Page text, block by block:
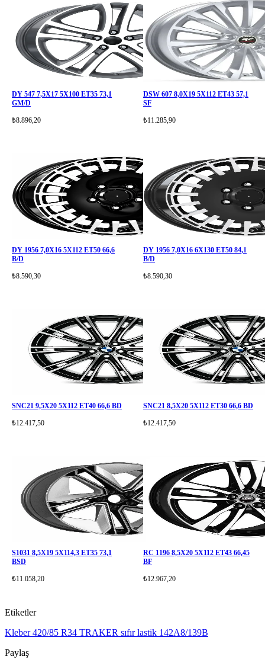
DY 547 7,5X17 5X100 ET35 73,1
GM/D
₺8.896,20
DSW 607 8,0X19 5X112 ET43 57,1
SF
₺11.285,90
DY 1956 7,0X16 5X112 ET50 66,6
B/D
₺8.590,30
DY 1956 7,0X16 6X130 ET50 84,1
B/D
₺8.590,30
SNC21 9,5X20 5X112 ET40 66,6 BD
₺12.417,50
SNC21 8,5X20 5X112 ET30 66,6 BD
₺12.417,50
S1031 8,5X19 5X114,3 ET35 73,1
BSD
₺11.058,20
RC 1196 8,5X20 5X112 ET43 66,45
BF
₺12.967,20
Etiketler
Kleber 420/85 R34 TRAKER sıfır lastik 142A8/139B
Paylaş